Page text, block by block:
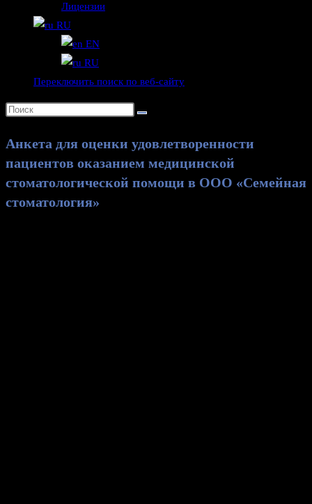
Лицензии
RU
EN
RU
Переключить поиск по веб-сайту
Анкета для оценки удовлетворенности
пациентов оказанием медицинской
стоматологической помощи в ООО «Семейная
стоматология»